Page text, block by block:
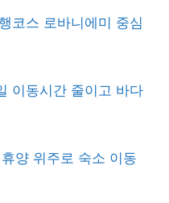
코스 로바니에미 중심
이동시간 줄이고 바다
양 위주로 숙소 이동